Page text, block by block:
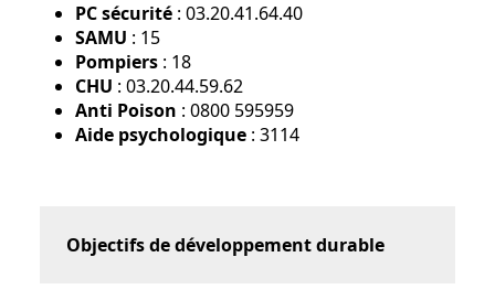
PC sécurité : 03.20.41.64.40
SAMU : 15
Pompiers : 18
CHU : 03.20.44.59.62
Anti Poison : 0800 595959
Aide psychologique : 3114
Objectifs de développement durable